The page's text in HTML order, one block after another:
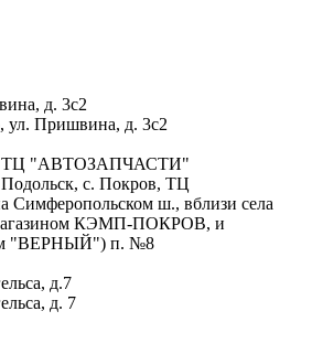
д. 3с2
ул. Пришвина, д. 3с2
ТЦ "АВТОЗАПЧАСТИ"
Подольск, c. Покров, ТЦ
ш., вблизи села
КЭМП-ПОКРОВ, и
"ВЕРНЫЙ") п. №8
д.7
д. 7